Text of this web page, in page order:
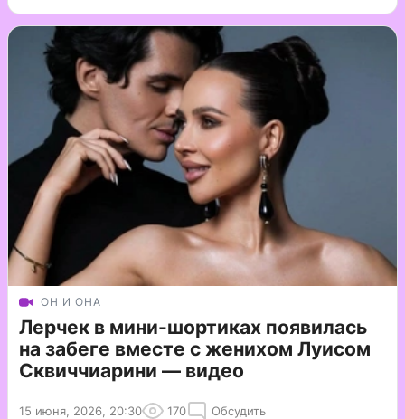
ОН И ОНА
Лерчек в мини-шортиках появилась
на забеге вместе с женихом Луисом
Сквиччиарини — видео
15 июня, 2026, 20:30 170 Обсудить